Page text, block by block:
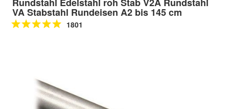
VA Stabstahl Rundeisen A2 bis 145 cm
1801